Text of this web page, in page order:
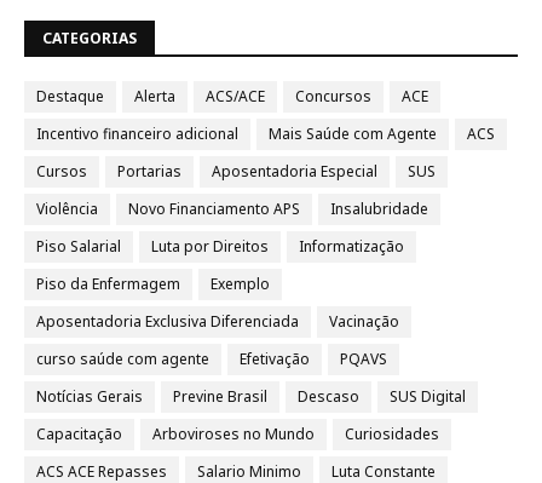
CATEGORIAS
Destaque Alerta ACS/ACE Concursos
ACE
Incentivo financeiro adicional
Mais Saúde com Agente
ACS
Cursos
Portarias Aposentadoria Especial
SUS
Violência
Novo Financiamento APS
Insalubridade
Piso Salarial
Luta por Direitos
Informatização
Piso da Enfermagem
Exemplo
Aposentadoria Exclusiva Diferenciada
Vacinação
curso saúde com agente
Efetivação
PQAVS
Notícias Gerais
Previne Brasil Descaso
SUS Digital
Capacitação
Arboviroses no Mundo
Curiosidades
ACS ACE Repasses
Salario Minimo
Luta Constante